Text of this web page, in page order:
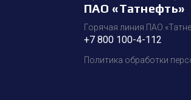
ПАО «Татнефть»
Горячая линия ПАО
+7 800 100-4-112
Политика обработки